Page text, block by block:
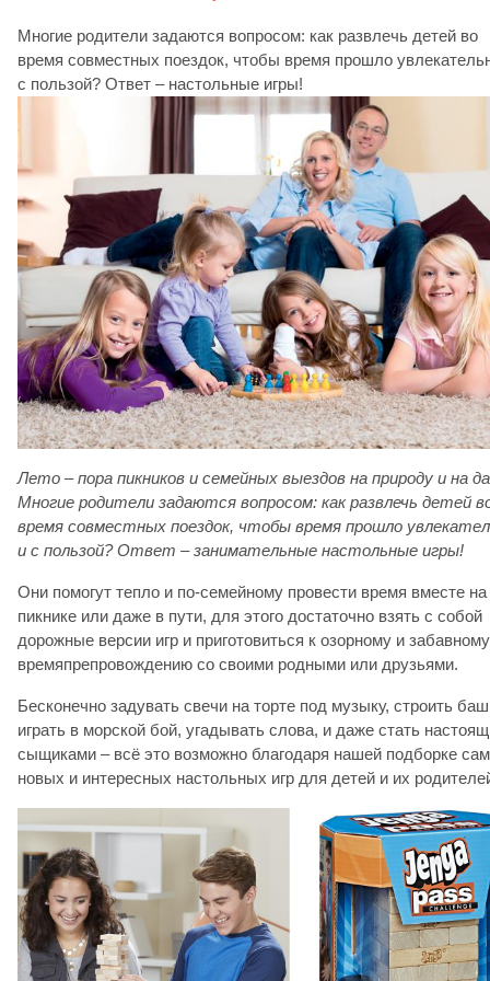
Многие родители задаются вопросом: как развлечь детей во
время совместных поездок, чтобы время прошло
с пользой? Ответ – настольные игры!
Лето – пора пикников и семейных выездов на природу и на
Многие родители задаются вопросом: как развлечь детей
время совместных поездок, чтобы время прошло
и с пользой? Ответ – занимательные настольные игры!
Они помогут тепло и по-семейному провести время вместе на
пикнике или даже в пути, для этого достаточно взять с собой
дорожные версии игр и приготовиться к озорному и забавному
времяпрепровождению со своими родными или друзьями.
Бесконечно задувать свечи на торте под музыку, строить
играть в морской бой, угадывать слова, и даже стать
сыщиками – всё это возможно благодаря нашей подборке
новых и интересных настольных игр для детей и их